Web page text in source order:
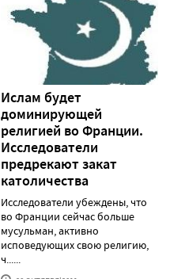
Ислам будет
доминирующей
религией во Франции.
Исследователи
предрекают закат
католичества
Исследователи убеждены, что
во Франции сейчас больше
мусульман, активно
исповедующих свою религию,
ч......